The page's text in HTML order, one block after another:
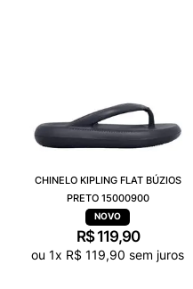
CHINELO KIPLING FLAT BÚZIOS
PRETO 15000900
R$ 119,90
ou 1x R$ 119,90 sem juros